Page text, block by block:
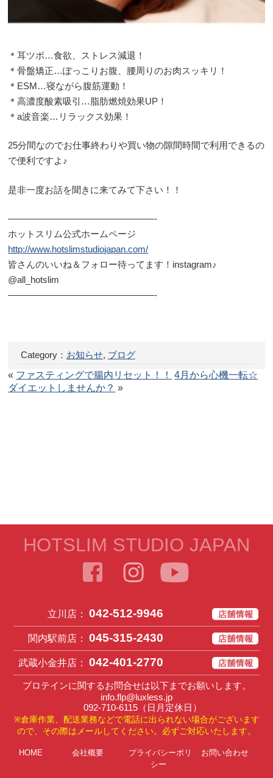
＊耳ツボ…食欲、ストレス減退！
＊骨盤矯正…ぽっこりお腹、腰周りのお肉スッキリ！
＊ESM…寝ながら腹筋運動！
＊高濃度酸素吸引…脂肪燃焼効果UP！
＊a波音楽…リラックス効果！
25分間なのでお仕事終わりや買い物の隙間時間で利用できるの
で便利ですよ♪
是非一度お話を聞きに来てみて下さい！！
————————————————-
ホットスリム公式ホームページ
http://www.hotslimstudiojapan.com/
皆さんのいいね＆フォロー待ってます！instagram♪
@all_hotslim
————————————————-
Category： お知らせ, ブログ
« ファスティングで腸内リセット！！
4月から心機一転☆
ダイエットしませんか？ »
HOTSLIM STUDIO JAPAN
立川店： 042-512-9946
関内駅前店： 045-315-2430
武蔵小金井店： 042-401-2770
プロテインに関するお問合せは以下までお願いします。
info.flp@luxless.jp
092-710-6115（日月定休日）
※倉庫作業、配送業務などで電話に出られない場合がございます
ので、その際はメールしてください。必ずご対応いたします。
HOME 会社概要
プライバシーポリ
シー
お問い合わせ